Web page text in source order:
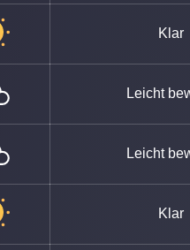
Klar
Leicht
Leicht
Klar